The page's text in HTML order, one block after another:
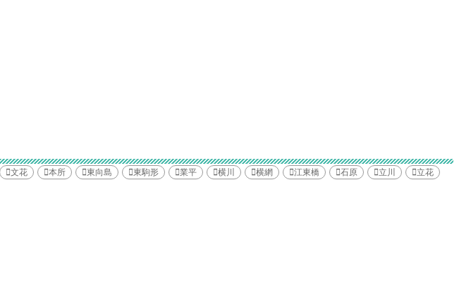
文花 本所 東向島 東駒形 業平 横川 横網 江東橋 石原 立川
立花